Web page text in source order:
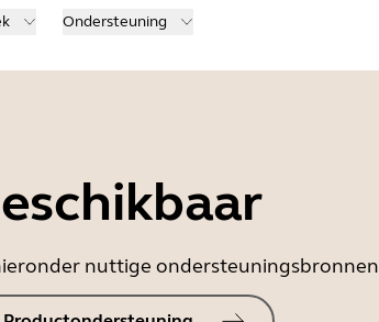
Ondersteuning
nuttige ondersteuningsbronnen